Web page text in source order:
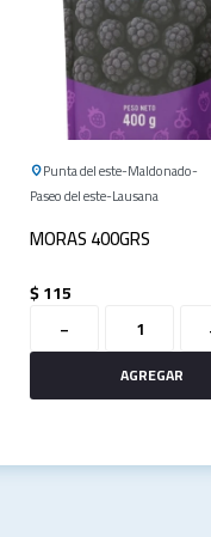
Punta del este Maldonado
Paseo del este Lausana
MORAS 400GRS
$115
-